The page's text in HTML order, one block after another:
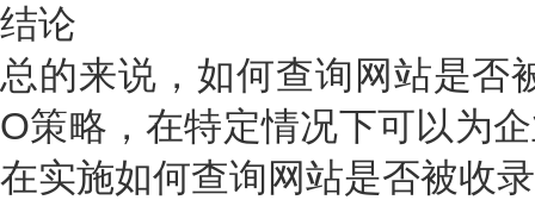
结论
总的来说，如何查询网站是否
O策略，在特定情况下可以为
在实施如何查询网站是否被收